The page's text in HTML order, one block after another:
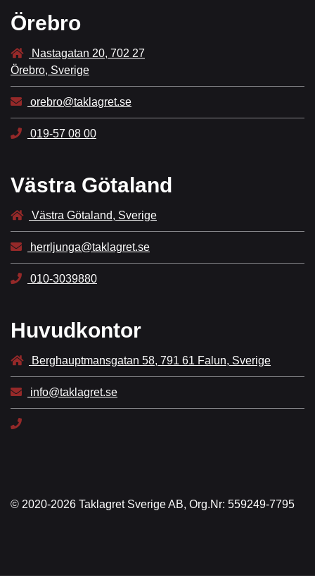
Örebro
Nastagatan 20, 702 27
Örebro, Sverige
orebro@taklagret.se
019-57 08 00
Västra Götaland
Västra Götaland, Sverige
herrljunga@taklagret.se
010-3039880
Huvudkontor
Berghauptmansgatan 58, 791 61 Falun, Sverige
info@taklagret.se
© 2020-2026 Taklagret Sverige AB, Org.Nr: 559249-7795